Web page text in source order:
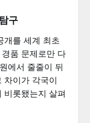
구
개를 세계 최초
품 문제로만 다
에서 줄줄이 뒤
차이가 각국이
비롯됐는지 살펴